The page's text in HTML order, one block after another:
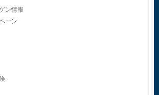
ン情報
ーン